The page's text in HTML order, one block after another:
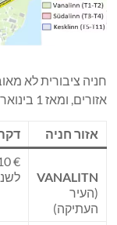
חניה ציבורית לא
אזורים, ומאז 1 בינואר 2016 נקבעו תעריפים קבועים:
אזור חניה
VANALITN
(העיר
העתיקה)